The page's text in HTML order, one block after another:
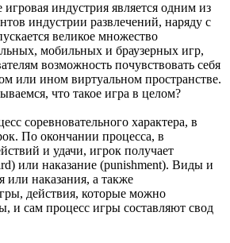
индустрия является одним из
индустрии развлечений, наряду с
великое множество
мобильных и браузерных игр,
возможность почувствовать себя
или ином виртуальном пространстве.
что такое игра в целом?
соревновательного характера, в
По окончании процесса, в
и удачи, игрок получает
или наказание (punishment). Виды и
или наказания, а также
действия, которые можно
и сам процесс игры составляют свод